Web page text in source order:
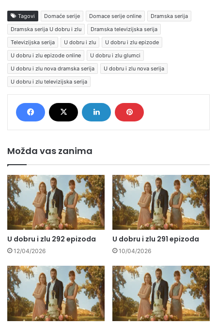
Tagovi Domaće serije Domace serije online
Dramska serija
Dramska serija U dobru i zlu
Dramska televizijska serija
Televizijska serija
U dobru i zlu
U dobru i zlu epizode
U dobru i zlu epizode online
U dobru i zlu glumci
U dobru i zlu nova dramska serija
U dobru i zlu nova serija
U dobru i zlu televizijska serija
Možda vas zanima
U dobru i zlu 292 epizoda
12/04/2026
U dobru i zlu 291 epizoda
10/04/2026